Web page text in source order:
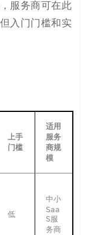
服务商可在此
入门门槛和实
上手
门槛
适用
服务
商规
模
低
中小
Saa
S服
务商